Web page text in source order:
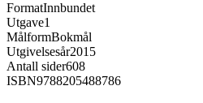
FormatInnbundet
Utgave1
MålformBokmål
Utgivelsesår2015
Antall sider608
ISBN9788205488786